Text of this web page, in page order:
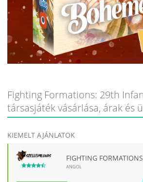
Fighting Formations: 29th
társasjáték vásárlása, árak és
KIEMELT AJÁNLATOK
ANGOL